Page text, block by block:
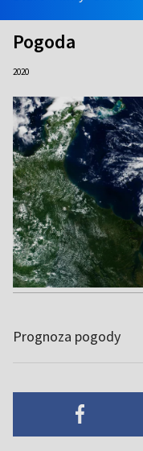
Pogoda
2020
Prognoza pogody